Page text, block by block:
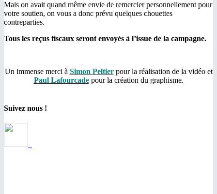
Mais on avait quand même envie de remercier personnellement pour
votre soutien, on vous a donc prévu quelques chouettes
contreparties.
Tous les reçus fiscaux seront envoyés à l’issue de la campagne.
Un immense merci à Simon Peltierpour la réalisation de la vidéo et
Paul Lafourcadepour la création du graphisme.
Suivez nous !